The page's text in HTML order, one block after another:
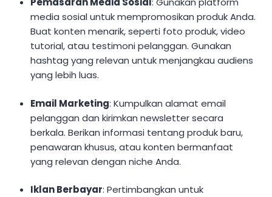
media sosial untuk mempromosikan produk Anda.
Buat konten menarik, seperti foto produk, video
tutorial, atau testimoni pelanggan. Gunakan
hashtag yang relevan untuk menjangkau audiens
yang lebih luas.
Email Marketing: Kumpulkan alamat email
pelanggan dan kirimkan newsletter secara
berkala. Berikan informasi tentang produk baru,
penawaran khusus, atau konten bermanfaat
yang relevan dengan niche Anda.
Iklan Berbayar: Pertimbangkan untuk